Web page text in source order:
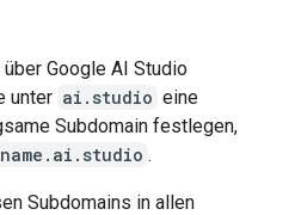
Google AI Studio
unter ai.studio eine
Subdomain festlegen,
.
Subdomains in allen